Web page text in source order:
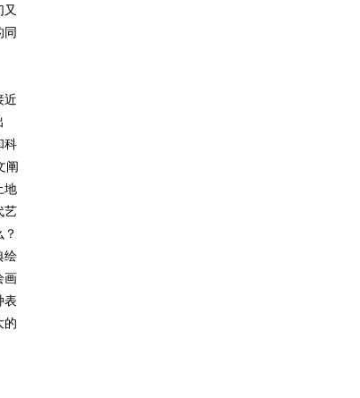
同
近
科
阐
地
艺
绘
画
表
的